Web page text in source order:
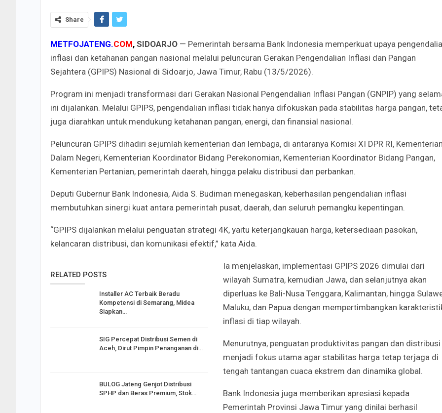
Share
METFOJATENG.COM, SIDOARJO — Pemerintah bersama Bank Indonesia memperkuat upaya
inflasi dan ketahanan pangan nasional melalui peluncuran Gerakan Pengendalian Inflasi dan Pangan
Sejahtera (GPIPS) Nasional di Sidoarjo, Jawa Timur, Rabu (13/5/2026).
Program ini menjadi transformasi dari Gerakan Nasional Pengendalian Inflasi Pangan (GNPIP) yang
ini dijalankan. Melalui GPIPS, pengendalian inflasi tidak hanya difokuskan pada stabilitas harga pangan,
juga diarahkan untuk mendukung ketahanan pangan, energi, dan finansial nasional.
Peluncuran GPIPS dihadiri sejumlah kementerian dan lembaga, di antaranya Komisi XI DPR RI,
Dalam Negeri, Kementerian Koordinator Bidang Perekonomian, Kementerian Koordinator Bidang Pangan,
Kementerian Pertanian, pemerintah daerah, hingga pelaku distribusi dan perbankan.
Deputi Gubernur Bank Indonesia, Aida S. Budiman menegaskan, keberhasilan pengendalian inflasi
membutuhkan sinergi kuat antara pemerintah pusat, daerah, dan seluruh pemangku kepentingan.
“GPIPS dijalankan melalui penguatan strategi 4K, yaitu keterjangkauan harga, ketersediaan pasokan,
kelancaran distribusi, dan komunikasi efektif,” kata Aida.
RELATED POSTS
Installer AC Terbaik Beradu
Kompetensi di Semarang, Midea
Siapkan…
SIG Percepat Distribusi Semen di
Aceh, Dirut Pimpin Penanganan di…
BULOG Jateng Genjot Distribusi
SPHP dan Beras Premium, Stok…
Ia menjelaskan, implementasi GPIPS 2026 dimulai dari
wilayah Sumatra, kemudian Jawa, dan selanjutnya akan
diperluas ke Bali-Nusa Tenggara, Kalimantan, hingga
Maluku, dan Papua dengan mempertimbangkan
inflasi di tiap wilayah.
Menurutnya, penguatan produktivitas pangan dan distribusi
menjadi fokus utama agar stabilitas harga tetap terjaga di
tengah tantangan cuaca ekstrem dan dinamika global.
Bank Indonesia juga memberikan apresiasi kepada
Pemerintah Provinsi Jawa Timur yang dinilai berhasil